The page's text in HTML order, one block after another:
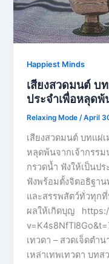
Happiest Minds
เสียงสวดมนต์ บ
ประจำเพื่อหลุดพ้
Relaxing Mode/April
เสียงสวดมนต์ บทแผ่
หลุดพ้นจากเจ้ากรรม
กรวดน้ำ ฟังให้เป็นป
ฟังพร้อมตั้งจิตอธิฐา
และสรรพสัตว์ทั่วทุก
ผลให้เกิดบุญ
เทวดา – สวดเจ็ดตำ
เหล่าเทพเทวดา บท